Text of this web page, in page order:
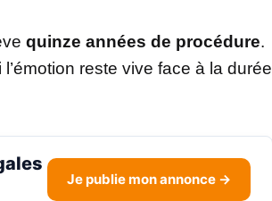
quinze années de procédure.
l’émotion reste vive face à la durée
Je publie mon annonce →